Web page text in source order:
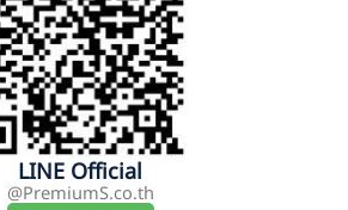
LINE Official
@PremiumS.co.th